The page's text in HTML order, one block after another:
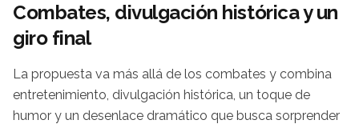
Combates, divulgación histórica y un
giro final
La propuesta va más allá de los combates y combina
entretenimiento, divulgación histórica, un toque de
humor y un desenlace dramático que busca sorprender